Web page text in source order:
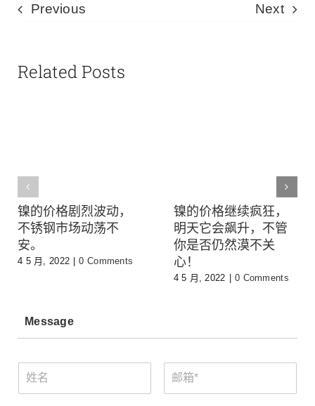
Previous Next
Related Posts
镍的价格剧烈波动，
不锈钢市场动荡不
安。
4 5 月, 2022 0 Comments
镍的价格继续疯狂，
明天它会飙升，不管
你是否仍然漠不关
心！
4 5 月, 2022 0 Comments
Message